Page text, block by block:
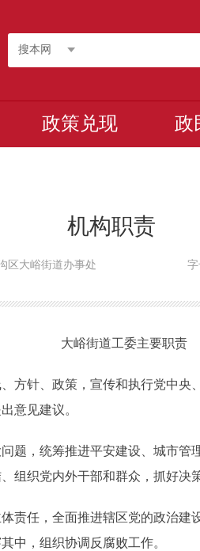
搜本网
政策兑现 政
机构职责
区大峪街道办事处 字
大峪街道工委主要职责
、方针、政策，宣传和执行党中
意见建议。
问题，统筹推进平安建设、城市
组织党内外干部和群众，抓好决
体责任，全面推进辖区党的政治建
中，组织协调反腐败工作。